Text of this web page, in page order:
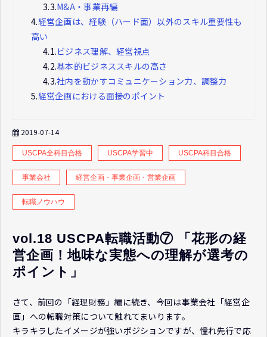
3.3.M&A・事業再編
4.経営企画は、経験（ハード面）以外のスキル重要性も
高い
4.1.ビジネス理解、経営視点
4.2.基本的ビジネススキルの高さ
4.3.社内を動かすコミュニケーション力、調整力
5.経営企画における面接のポイント
2019-07-14
USCPA全科目合格 USCPA学習中 USCPA科目合格
事業会社 経営企画・事業企画・営業企画
転職ノウハウ
vol.18 USCPA転職活動⑦ 「花形の経
営企画！地味な実態への理解が選考の
ポイント」
さて、前回の「経理財務」編に続き、今回は事業会社「経営企
画」への転職対策について触れてまいります。
キラキラしたイメージが強いポジションですが、憧れ先行で応